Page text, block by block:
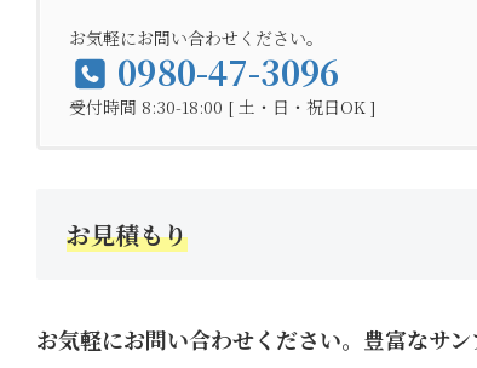
お気軽にお問い合わせください。
0980-47-3096
受付時間 8:30-18:00 [ 土・日・祝日OK ]
お見積もり
お気軽にお問い合わせください。豊富なサン